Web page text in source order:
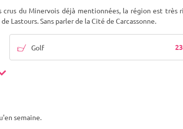
du Minervois déjà mentionnées, la région est très
Lastours. Sans parler de la Cité de Carcassonne.
Golf
semaine.